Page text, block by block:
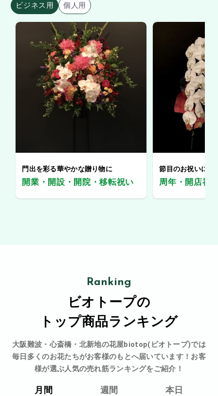
ビジネス用 個人用
門出を彩る華やかな贈り物に
開業・開設・開院・移転祝い
節目のお祝いに、
周年・開店祝
Ranking
ビオトープの
トップ商品ランキング
大阪難波・心斎橋・北新地の花屋biotop(ビオトープ)では
毎日多くのお花たちがお客様のもとへ届いています！お客
様が選ぶ人気の売れ筋ランキングをご紹介！
月間 週間 本日